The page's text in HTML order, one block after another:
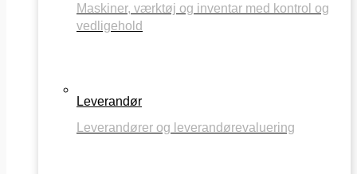
Maskiner, værktøj og inventar med kontrol og
vedligehold
Leverandør
Leverandører og leverandørevaluering